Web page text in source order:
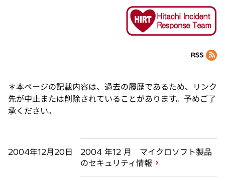
＊本ページの記載内容は、過去の履歴であるため、リンク
先が中止または削除されていることがあります。予めご了
承ください。
2004年12月20日
2004 年12 月 マイクロソフト製品
のセキュリティ情報